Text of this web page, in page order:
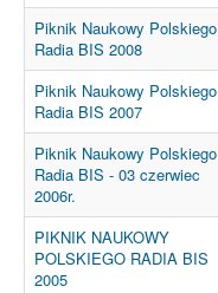
Piknik Naukowy Polskiego
Radia BIS 2008
Piknik Naukowy Polskiego
Radia BIS 2007
Piknik Naukowy Polskiego
Radia BIS - 03 czerwiec
2006r.
PIKNIK NAUKOWY
POLSKIEGO RADIA BIS
2005